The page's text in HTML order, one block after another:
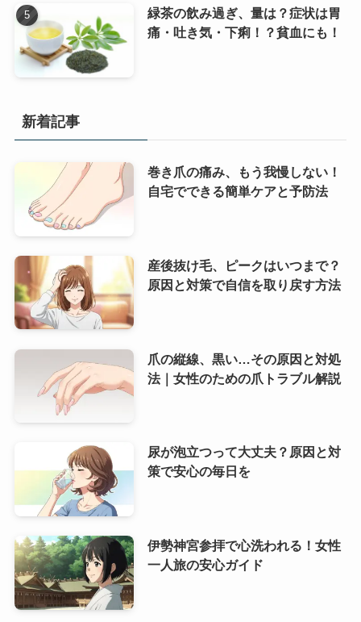
緑茶の飲み過ぎ、量は？症状は胃
痛・吐き気・下痢！？貧血にも！
新着記事
巻き爪の痛み、もう我慢しない！
自宅でできる簡単ケアと予防法
産後抜け毛、ピークはいつまで？
原因と対策で自信を取り戻す方法
爪の縦線、黒い…その原因と対処
法｜女性のための爪トラブル解説
尿が泡立つって大丈夫？原因と対
策で安心の毎日を
伊勢神宮参拝で心洗われる！女性
一人旅の安心ガイド